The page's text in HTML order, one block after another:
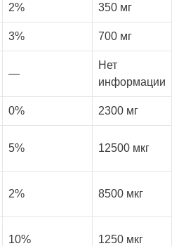
2% 350 мг
3% 700 мг
—
Нет
информации
0% 2300 мг
5% 12500 мкг
2% 8500 мкг
10% 1250 мкг